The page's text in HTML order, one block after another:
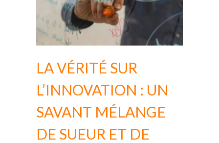
LA VÉRITÉ SUR
L’INNOVATION : UN
SAVANT MÉLANGE
DE SUEUR ET DE